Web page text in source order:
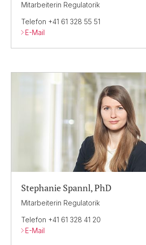
Mitarbeiterin Regulatorik
Telefon +41 61 328 55 51
E-Mail
Stephanie Spannl, PhD
Mitarbeiterin Regulatorik
Telefon +41 61 328 41 20
E-Mail